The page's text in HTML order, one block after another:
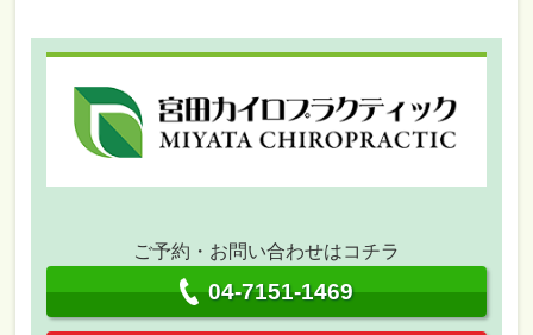
ご予約・お問い合わせはコチラ
04-7151-1469